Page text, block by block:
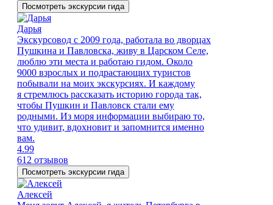
Посмотреть экскурсии гида
Дарья
Экскурсовод с 2009 года, работала во дворцах
Пушкина и Павловска, живу в Царском Селе,
люблю эти места и работаю гидом. Около
9000 взрослых и подрастающих туристов
побывали на моих экскурсиях. И каждому
я стремлюсь рассказать историю города так,
чтобы Пушкин и Павловск стали ему
родными. Из моря информации выбираю то,
что удивит, вдохновит и запомнится именно
вам.
4.99
612 отзывов
Посмотреть экскурсии гида
Алексей